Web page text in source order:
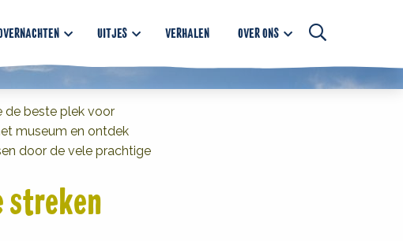
UITJES VERHALEN OVER ONS
Open
searchbar
de beste plek voor
museum en ontdek
door de vele prachtige
streken